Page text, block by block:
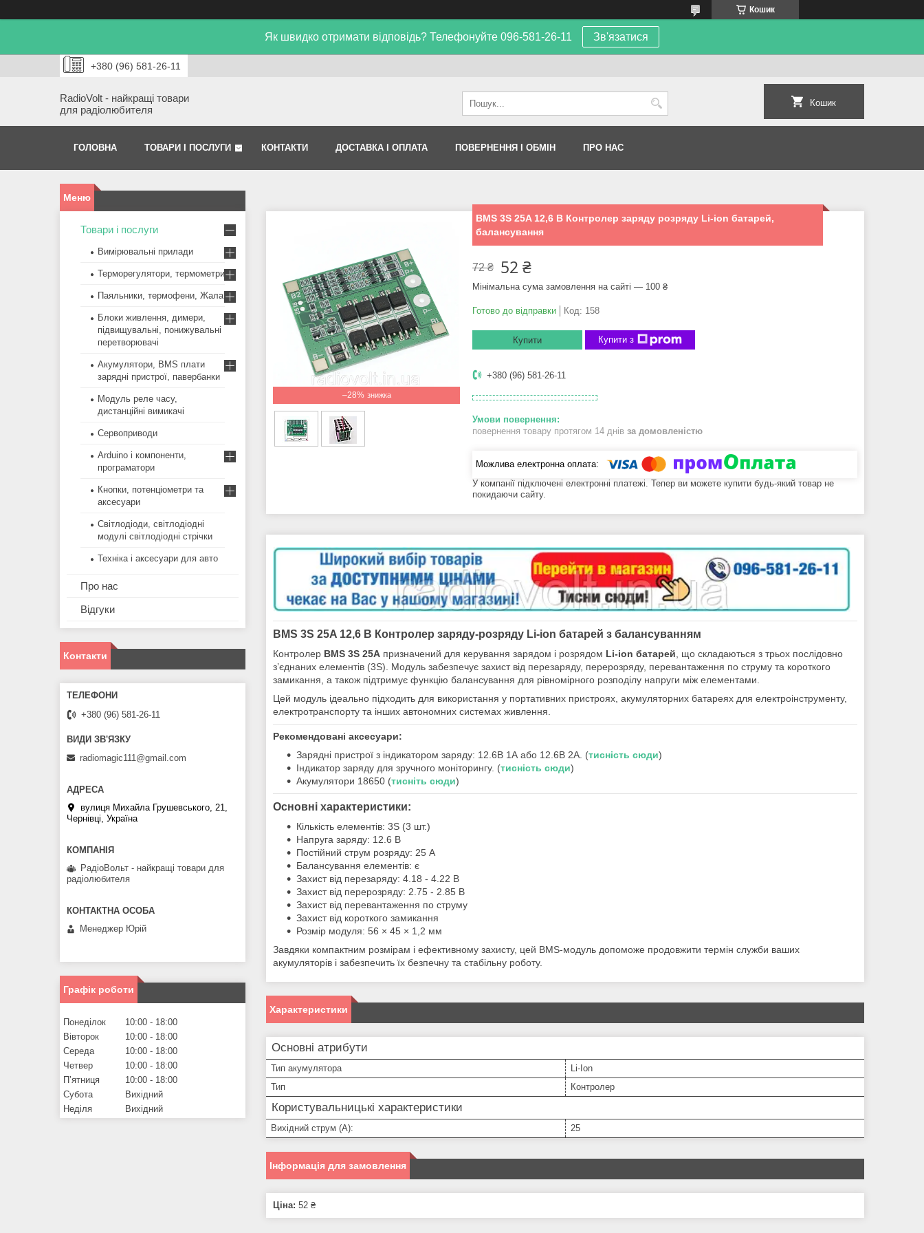
Кошик
Як швидко отримати відповідь? Телефонуйте 096-581-26-11 Зв'язатися
+380 (96) 581-26-11
RadioVolt - найкращі товари
для радіолюбителя
Кошик
ГОЛОВНА ТОВАРИ І ПОСЛУГИ КОНТАКТИ ДОСТАВКА І ОПЛАТА ПОВЕРНЕННЯ І ОБМІН ПРО НАС
–28%
BMS 3S 25A 12,6 В Контролер заряду розряду Li-ion батарей,
балансування
72 ₴ 52 ₴
Мінімальна сума замовлення на сайті — 100 ₴
Готово до відправки Код: 158
Купити Купити з
+380 (96) 581-26-11
повернення товару протягом 14 днів за домовленістю
У компанії підключені електронні платежі. Тепер ви можете купити будь-який товар не
покидаючи сайту.
BMS 3S 25A 12,6 В Контролер заряду-розряду Li-ion батарей з балансуванням
Контролер BMS 3S 25A призначений для керування зарядом і розрядом Li-ion батарей, що складаються з трьох послідовно
з’єднаних елементів (3S). Модуль забезпечує захист від перезаряду, перерозряду, перевантаження по струму та короткого
замикання, а також підтримує функцію балансування для рівномірного розподілу напруги між елементами.
Цей модуль ідеально підходить для використання у портативних пристроях, акумуляторних батареях для електроінструменту,
електротранспорту та інших автономних системах живлення.
Рекомендовані аксесуари:
Зарядні пристрої з індикатором заряду: 12.6В 1А або 12.6В 2А. (тисність сюди)
Індикатор заряду для зручного моніторингу. (тисність сюди)
Акумулятори 18650 (тисніть сюди)
Основні характеристики:
Кількість елементів: 3S (3 шт.)
Напруга заряду: 12.6 В
Постійний струм розряду: 25 А
Балансування елементів: є
Захист від перезаряду: 4.18 - 4.22 В
Захист від перерозряду: 2.75 - 2.85 В
Захист від перевантаження по струму
Захист від короткого замикання
Розмір модуля: 56 × 45 × 1,2 мм
Завдяки компактним розмірам і ефективному захисту, цей BMS-модуль допоможе продовжити термін служби ваших
акумуляторів і забезпечить їх безпечну та стабільну роботу.
Характеристики
Основні атрибути
Тип акумулятора
Li-Ion
Тип
Контролер
Користувальницькі характеристики
Вихідний струм (А): 25
Інформація для замовлення
Ціна: 52 ₴
Товари і послуги
Вимірювальні прилади
Терморегулятори, термометри
Паяльники, термофени, Жала
Блоки живлення, димери,
підвищувальні, понижувальні
перетворювачі
Акумулятори, BMS плати
зарядні пристрої, павербанки
Модуль реле часу,
дистанційні вимикачі
Сервоприводи
Arduino і компоненти,
програматори
Кнопки, потенціометри та
аксесуари
Світлодіоди, світлодіодні
модулі світлодіодні стрічки
Техніка і аксесуари для авто
Про нас
Відгуки
Контакти
+380 (96) 581-26-11
radiomagic111@gmail.com
вулиця Михайла Грушевського, 21,
Чернівці, Україна
РадіоВольт - найкращі товари для
радіолюбителя
Менеджер Юрій
Графік роботи
Понеділок 10:00
18:00
Вівторок
10:00
18:00
Середа
10:00
18:00
Четвер
10:00
18:00
Пʼятниця
10:00
18:00
Субота
Вихідний
Неділя
Вихідний